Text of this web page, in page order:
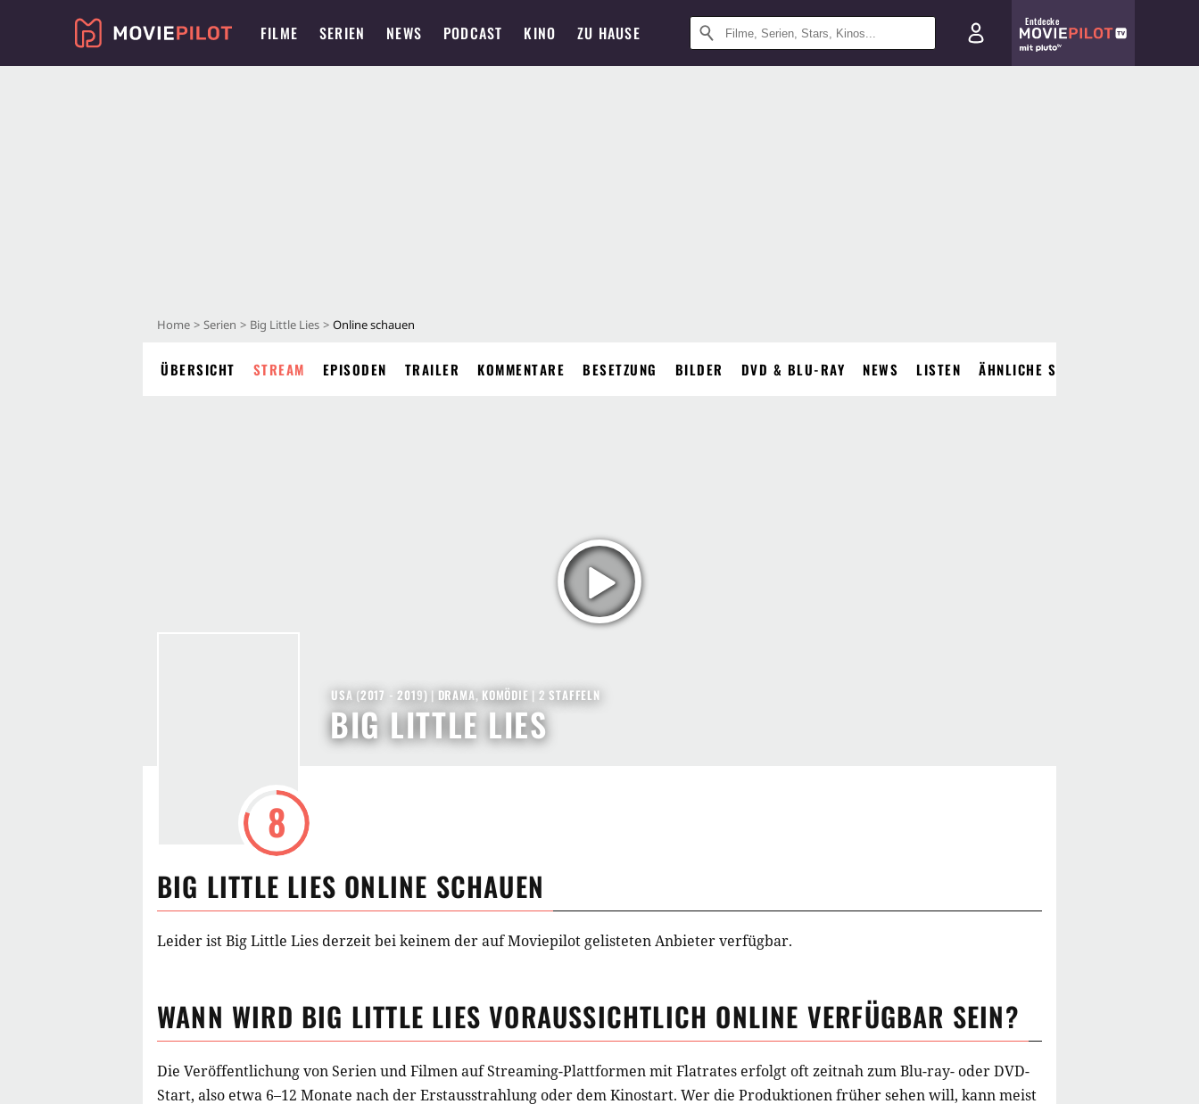
FILME SERIEN NEWS PODCAST KINO ZU HAUSE
Entdecke
Home Serien Big Little Lies Online schauen
ÜBERSICHT STREAM EPISODEN TRAILER KOMMENTARE BESETZUNG BILDER DVD & BLU-RAY NEWS LISTEN ÄHNLICHE SERIEN
8
BIG LITTLE LIES
USA (2017 - 2019) | DRAMA, KOMÖDIE | 2 STAFFELN
BIG LITTLE LIES ONLINE SCHAUEN
Leider ist Big Little Lies derzeit bei keinem der auf Moviepilot gelisteten Anbieter verfügbar.
WANN WIRD BIG LITTLE LIES VORAUSSICHTLICH ONLINE VERFÜGBAR SEIN?
Die Veröffentlichung von Serien und Filmen auf Streaming-Plattformen mit Flatrates erfolgt oft zeitnah zum Blu-ray- oder DVD-
Start, also etwa 6–12 Monate nach der Erstausstrahlung oder dem Kinostart. Wer die Produktionen früher sehen will, kann meist